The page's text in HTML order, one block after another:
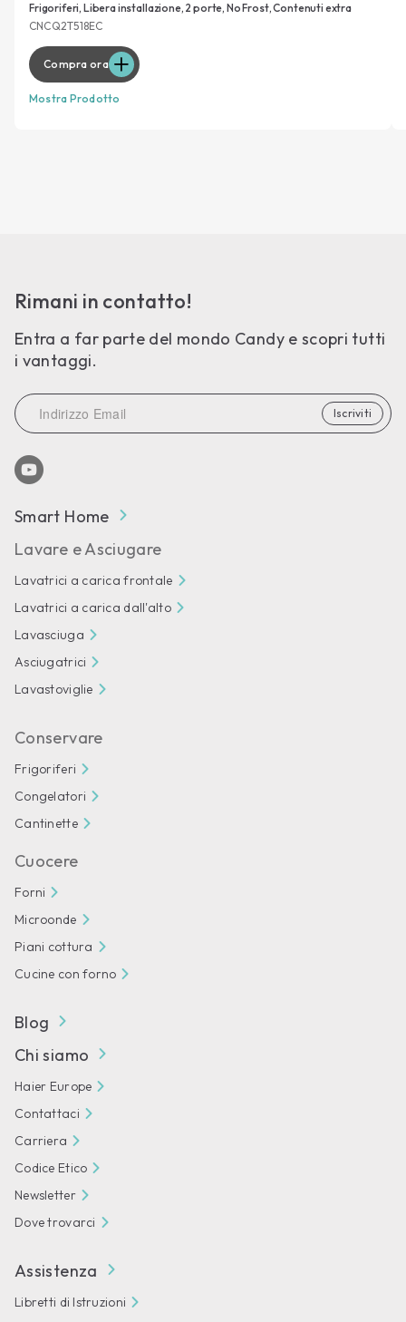
Frigoriferi, Libera installazione, 2 porte, No Frost, Contenuti extra
CNCQ2T518EC
Compra ora
Mostra Prodotto
Rimani in contatto!
Entra a far parte del mondo Candy e scopri tutti
i vantaggi.
Iscriviti
Smart Home
Lavare e Asciugare
Lavatrici a carica frontale
Lavatrici a carica dall'alto
Lavasciuga
Asciugatrici
Lavastoviglie
Conservare
Frigoriferi
Congelatori
Cantinette
Cuocere
Forni
Microonde
Piani cottura
Cucine con forno
Blog
Chi siamo
Haier Europe
Contattaci
Carriera
Codice Etico
Newsletter
Dove trovarci
Assistenza
Libretti di Istruzioni